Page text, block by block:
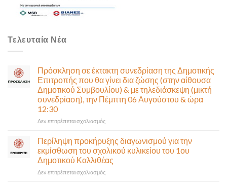
Τελευταία Νέα
Πρόσκληση σε έκτακτη συνεδρίαση της Δημοτικής
Επιτροπής που θα γίνει δια ζώσης (στην αίθουσα
Δημοτικού Συμβουλίου) & με τηλεδιάσκεψη (μικτή
συνεδρίαση), την Πέμπτη 06 Αυγούστου & ώρα
12:30
Δεν επιτρέπεται σχολιασμόςστο
σε
έκτακτη
συνεδρίαση
της
Δημοτικής
Περίληψη προκήρυξης διαγωνισμού για την
εκμίσθωση του σχολικού κυλικείου του 1ου
Δημοτικού Καλλιθέας
Δεν επιτρέπεται σχολιασμόςστο